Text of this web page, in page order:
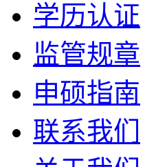
学历认证
监管规章
申硕指南
联系我们